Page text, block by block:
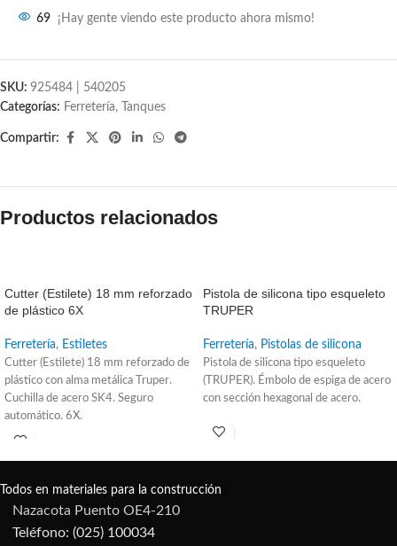
69 ¡Hay gente viendo este producto ahora mismo!
SKU: 925484 | 540205
Categorías: Ferretería, Tanques
Compartir:
Productos relacionados
Cutter (Estilete) 18 mm reforzado
de plástico 6X
Ferretería, Estiletes
Cutter (Estilete) 18 mm reforzado de
plástico con alma metálica Truper.
Cuchilla de acero SK4. Seguro
automático. 6X.
Pistola de silicona tipo esqueleto
TRUPER
Ferretería, Pistolas de silicona
Pistola de silicona tipo esqueleto
(TRUPER). Émbolo de espiga de acero
con sección hexagonal de acero.
Todos en materiales para la construcción
Nazacota Puento OE4-210
Teléfono: (025) 100034